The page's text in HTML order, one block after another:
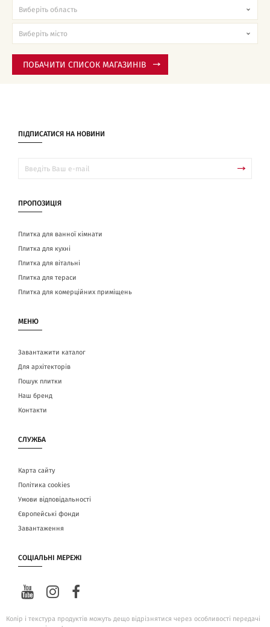
ПОБАЧИТИ СПИСОК МАГАЗИНІВ
ПІДПИСАТИСЯ НА НОВИНИ
ПРОПОЗИЦІЯ
Плитка для ванної кімнати
Плитка для кухні
Плитка для вітальні
Плитка для тераси
Плитка для комерційних приміщень
МЕНЮ
Завантажити каталог
Для архітекторів
Пошук плитки
Наш бренд
Контакти
СЛУЖБА
Карта сайту
Політика cookies
Умови відповідальності
Європейські фонди
Завантаження
СОЦІАЛЬНІ МЕРЕЖІ
Колір і текстура продуктів можуть дещо відрізнятися через особливості передачі